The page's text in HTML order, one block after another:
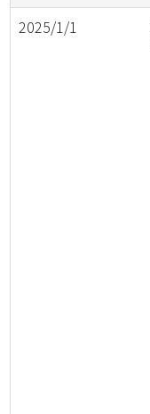
2025/1/1